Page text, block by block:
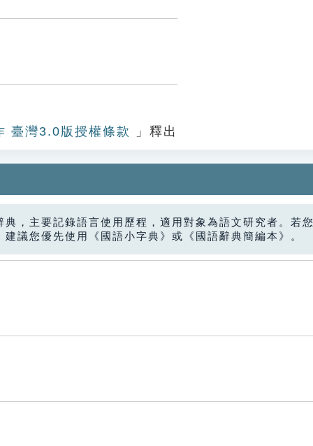
臺灣3.0版授權條款 」釋出
典，主要記錄語言使用歷程，適用對象為語文研究者。若
議您優先使用《國語小字典》或《國語辭典簡編本》。